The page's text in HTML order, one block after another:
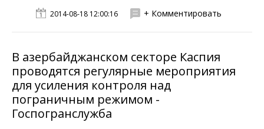
2014-08-18 12:00:16 + Комментировать
В азербайджанском секторе Каспия
проводятся регулярные мероприятия
для усиления контроля над
пограничным режимом -
Госпогранслужба